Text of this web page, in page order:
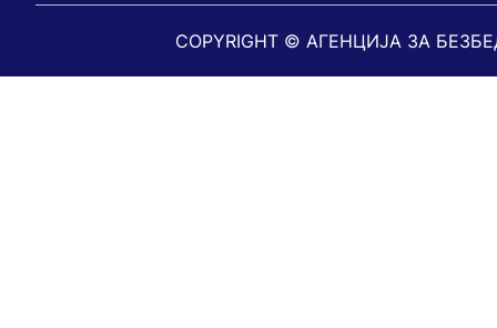
COPYRIGHT © АГЕНЦИЈА ЗА